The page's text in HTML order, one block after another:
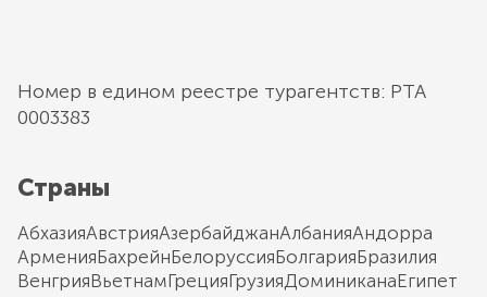
Номер в едином реестре турагентств: РТА
0003383
Страны
АбхазияАвстрияАзербайджанАлбанияАндорра
АрменияБахрейнБелоруссияБолгарияБразилия
ВенгрияВьетнамГрецияГрузияДоминиканаЕгипет